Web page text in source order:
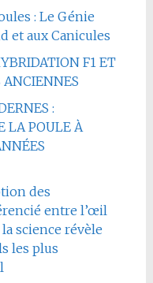
: Le Génie
et aux Canicules
F1 ET
ANCIENNES
:
LA POULE À
des
entre l’œil
science révèle
les plus